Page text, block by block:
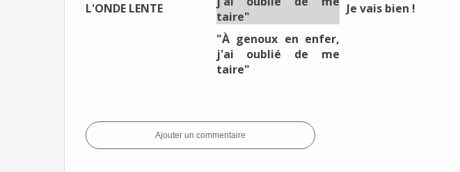
L'ONDE LENTE
"À genoux en enfer,
j'ai oublié de me
taire"
Je vais bien !
Ajouter un commentaire